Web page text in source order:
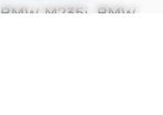
M235i, BMW